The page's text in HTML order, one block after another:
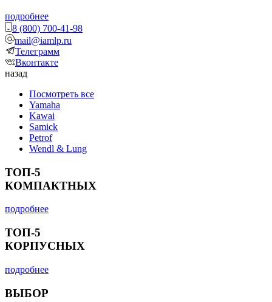
подробнее
8 (800) 700-41-98
mail@iamlp.ru
Телеграмм
Вконтакте
назад
Посмотреть все
Yamaha
Kawai
Samick
Petrof
Wendl & Lung
ТОП-5
КОМПАКТНЫХ
подробнее
ТОП-5
КОРПУСНЫХ
подробнее
ВЫБОР